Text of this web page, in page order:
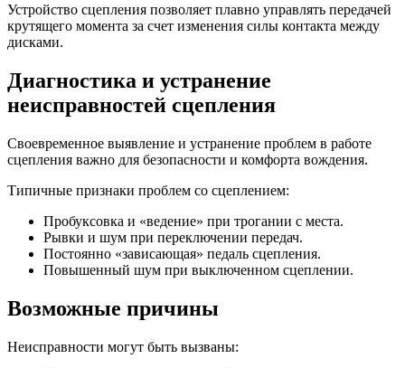
Устройство сцепления позволяет плавно управлять передачей
крутящего момента за счет изменения силы контакта между
дисками.
Диагностика и устранение
неисправностей сцепления
Своевременное выявление и устранение проблем в работе
сцепления важно для безопасности и комфорта вождения.
Типичные признаки проблем со сцеплением:
Пробуксовка и «ведение» при трогании с места.
Рывки и шум при переключении передач.
Постоянно «зависающая» педаль сцепления.
Повышенный шум при выключенном сцеплении.
Возможные причины
Неисправности могут быть вызваны: